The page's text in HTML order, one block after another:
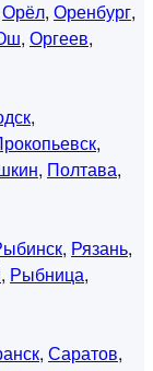
Орёл, Оренбург,
, Оргеев,
,
,
, Полтава,
, Рязань,
, Рыбница,
, Саратов,